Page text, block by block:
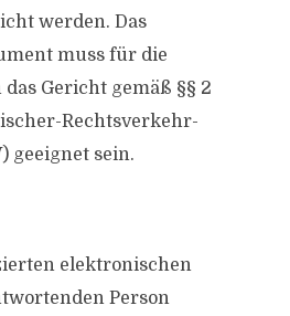
werden. Das
muss für die
Gericht gemäß §§ 2
Rechtsverkehr-
geeignet sein.
elektronischen
Person